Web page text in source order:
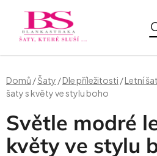
obsah
Domů /Šaty /Dle příležitosti /Letní
šaty s květy ve stylu boho
Světle modré
květy ve stylu